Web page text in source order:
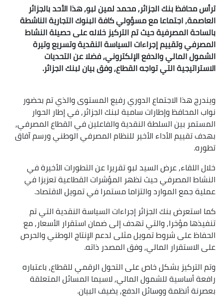
ترأس محافظ بنك الجزائر, محمد لمين لبو, هذا الأحد بالجزائر
العاصمة, اجتماعا مع مسؤولي كافة البنوك التجارية الناشطة
بالساحة المصرفية حيث تم التركيز خلاله على حصيلة النشاط
المصرفي وتقييم إجراءات السياسة النقدية وتسريع وتيرة
الشمول المالي والدفع الإلكتروني, فضلا عن التحديات
الاستراتيجية التي تواجه القطاع, وفق بيان لبنك الجزائر.
ويندرج هذا الاجتماع الدوري رفيع المستوى والذي تم بحضور
نواب المحافظ وإطارات سامية لبنك الجزائر, في إطار الحوار
المستمر بين السلطة النقدية والفاعلين في القطاع المصرفي,
بهدف تقييم الأداء الأخير للنظام المصرفي الوطني ورسم آفاق
تطوره.
خلال اللقاء, عرض السيد لبو تقريرا عن التطورات الأخيرة في
النشاط المصرفي حيث تظهر المؤشرات القطاعية تعزيزا في
عملية جمع الموارد والتزاما مستمرا في تمويل الاقتصاد.
كما استعرض بنك الجزائر إجراءات السياسة النقدية التي تم
تنفيذها مؤخرا, والتي تهدف إلى ضمان استقرار الأسعار, مع
الحفاظ على شروط تمويل مثلى لدعم الإنتاج الوطني والحرص
على الاستقرار المالي, وفق المصدر ذاته.
وتم التركيز بشكل خاص على التحول الرقمي للقطاع, باعتباره
رافعة أساسية للشمول المالي, لاسيما المسائل المتعلقة
بعصرنة أنظمة ووسائل الدفع, يضيف البيان.